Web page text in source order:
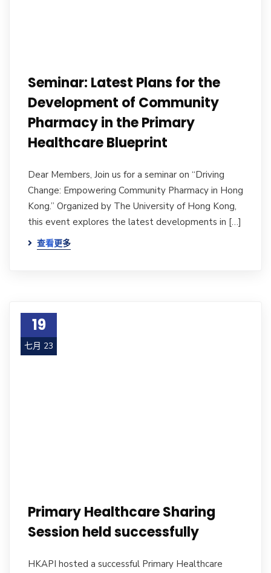
Seminar: Latest Plans for the
Development of Community
Pharmacy in the Primary
Healthcare Blueprint
Dear Members, Join us for a seminar on “Driving
Change: Empowering Community Pharmacy in Hong
Kong.” Organized by The University of Hong Kong,
this event explores the latest developments in […]
查看更多
19
七月 23
Primary Healthcare Sharing
Session held successfully
HKAPI hosted a successful Primary Healthcare